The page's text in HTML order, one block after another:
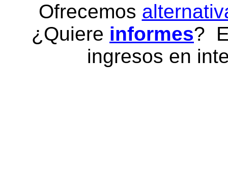
Ofrecemos
¿Quiere informes?
ingresos en